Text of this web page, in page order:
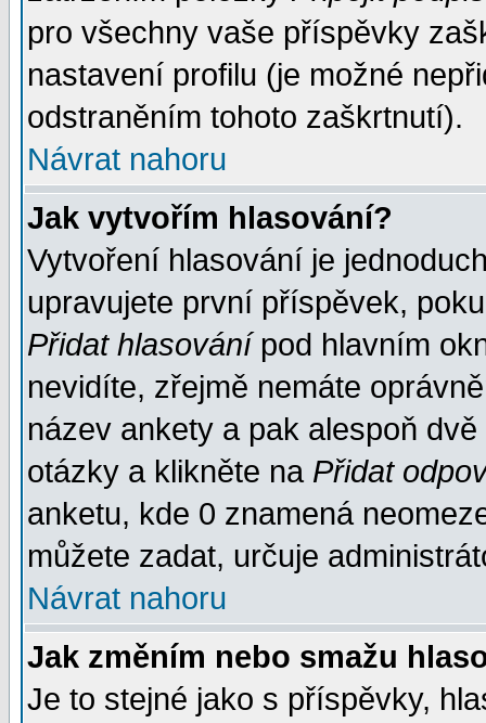
pro všechny vaše příspěvky
nastavení profilu (je možné
odstraněním tohoto zaškrtnutí).
Návrat nahoru
Jak vytvořím hlasování?
Vytvoření hlasování je
upravujete první příspěvek,
Přidat hlasovánípod hlavním
nevidíte, zřejmě nemáte
název ankety a pak alespoň
otázky a klikněte na Přidat
anketu, kde 0 znamená
můžete zadat, určuje
Návrat nahoru
Jak změním nebo smažu
Je to stejné jako s příspěvky,